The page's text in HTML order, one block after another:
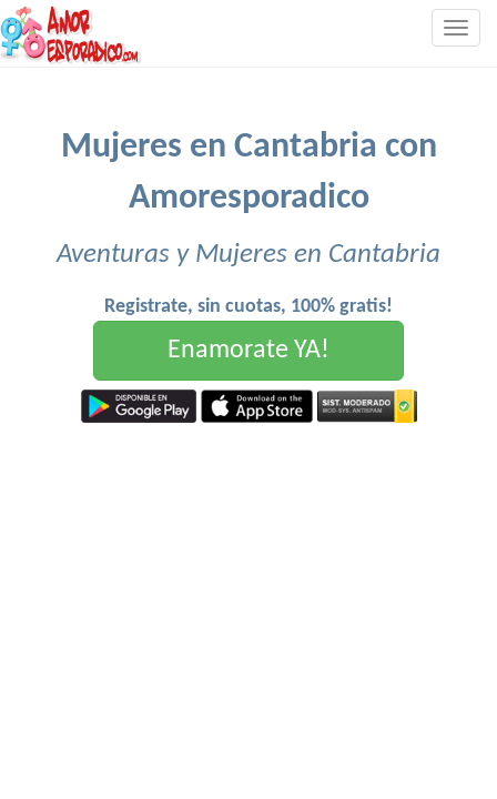
Mujeres en Cantabria con
Amoresporadico
Aventuras y Mujeres en Cantabria
Registrate, sin cuotas, 100% gratis!
Enamorate YA!